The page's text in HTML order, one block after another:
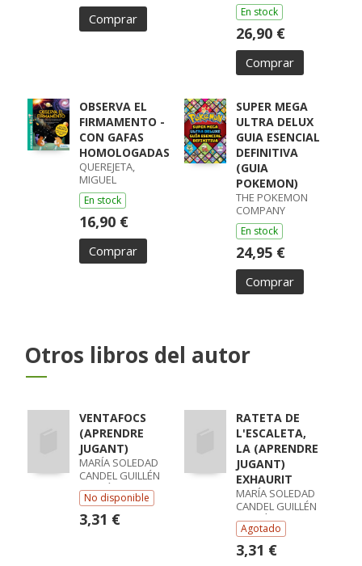
Comprar En stock
26,90 €
Comprar
OBSERVA EL
FIRMAMENTO -
CON GAFAS
HOMOLOGADAS
QUEREJETA,
MIGUEL
En stock
16,90 €
Comprar
SUPER MEGA
ULTRA DELUX
GUIA ESENCIAL
DEFINITIVA
(GUIA
POKEMON)
THE POKEMON
COMPANY
En stock
24,95 €
Comprar
Otros libros del autor
VENTAFOCS
(APRENDRE
JUGANT)
MARÍA SOLEDAD
CANDEL GUILLÉN
/ MARÍA TRINIDAD
LÓPEZ
FERNÁNDEZ /
MERCEDES GARÍN
No disponible
3,31 €
RATETA DE
L'ESCALETA,
LA (APRENDRE
JUGANT)
EXHAURIT
MARÍA SOLEDAD
CANDEL GUILLÉN
/ MARÍA TRINIDAD
LÓPEZ
FERNÁNDEZ /
MERCEDES GARÍN
Agotado
3,31 €